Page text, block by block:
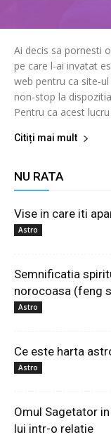
Ai decis sa pornesti
pe care l-ai invatat
web pentru ca site-
non-stop la
Pentru ca acest
Citiți mai mult
NU RATA
Vise in care iti
Astro
Semnificatia
norocoasa (feng
Astro
Ce este harta
Astro
Omul Sagetator
lui intr-o relatie